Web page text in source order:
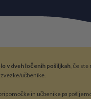
v dveh ločenih pošiljkah, če ste
učbenike.
in učbenike pa